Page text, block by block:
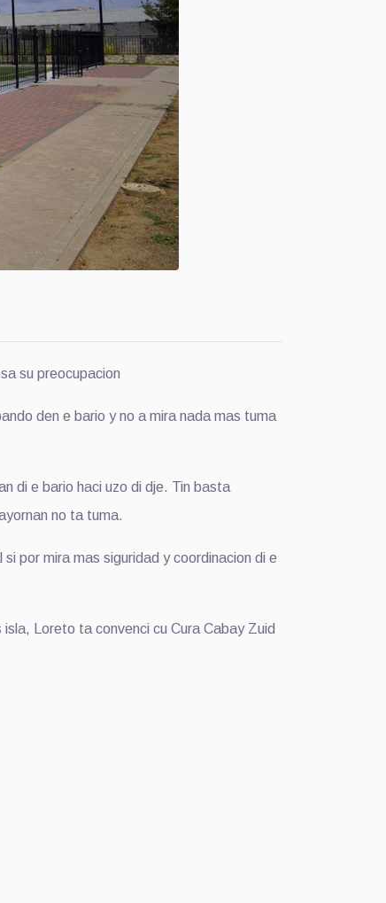
su preocupacion
den e bario y no a mira nada mas tuma
di e bario haci uzo di dje. Tin basta
no ta tuma.
por mira mas siguridad y coordinacion di e
Loreto ta convenci cu Cura Cabay Zuid